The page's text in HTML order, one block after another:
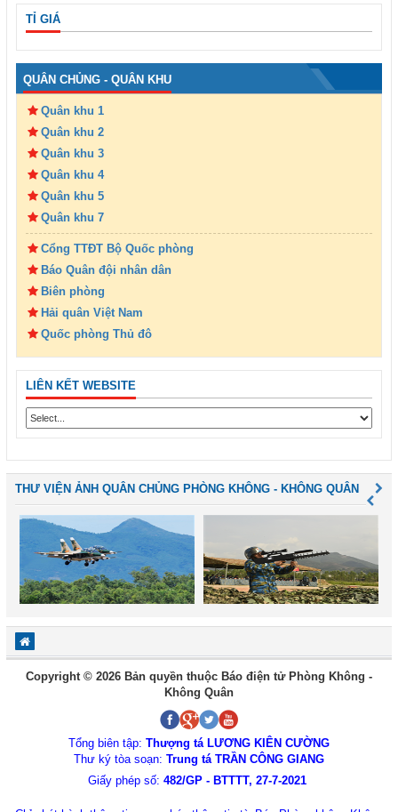
TỈ GIÁ
QUÂN CHỦNG - QUÂN KHU
Quân khu 1
Quân khu 2
Quân khu 3
Quân khu 4
Quân khu 5
Quân khu 7
Cổng TTĐT Bộ Quốc phòng
Báo Quân đội nhân dân
Biên phòng
Hải quân Việt Nam
Quốc phòng Thủ đô
LIÊN KẾT WEBSITE
THƯ VIỆN ẢNH QUÂN CHỦNG PHÒNG KHÔNG - KHÔNG QUÂN
Copyright © 2026 Bản quyền thuộc Báo điện tử Phòng Không -
Không Quân
Tổng biên tập: Thượng tá LƯƠNG KIÊN CƯỜNG
Thư ký tòa soạn: Trung tá TRẦN CÔNG GIANG
Giấy phép số: 482/GP - BTTTT, 27-7-2021